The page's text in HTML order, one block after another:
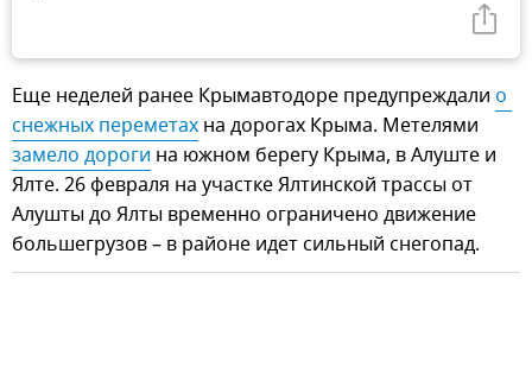
Еще неделей ранее Крымавтодоре предупреждали о
снежных переметах на дорогах Крыма. Метелями
замело дороги на южном берегу Крыма, в Алуште и
Ялте. 26 февраля на участке Ялтинской трассы от
Алушты до Ялты временно ограничено движение
большегрузов – в районе идет сильный снегопад.